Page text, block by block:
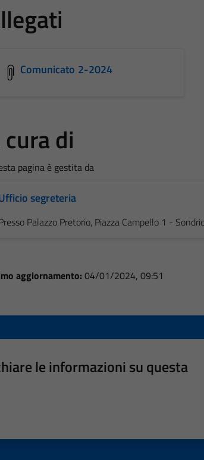
Comunicato 2-2024
cura di
pagina è gestita da
segreteria
Palazzo Pretorio, Piazza Campello 1 -
aggiornamento: 04/01/2024, 09:51
le informazioni su questa